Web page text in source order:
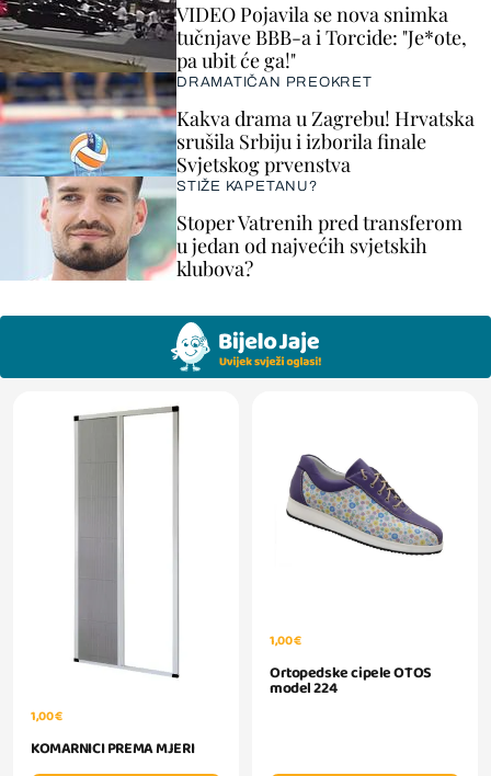
VIDEO Pojavila se nova snimka
tučnjave BBB-a i Torcide: "Je*ote,
pa ubit će ga!"
DRAMATIČAN PREOKRET
Kakva drama u Zagrebu! Hrvatska
srušila Srbiju i izborila finale
Svjetskog prvenstva
STIŽE KAPETANU?
Stoper Vatrenih pred transferom
u jedan od najvećih svjetskih
klubova?
1,00 €
KOMARNICI PREMA MJERI
1,00 €
Ortopedske cipele OTOS
model 224